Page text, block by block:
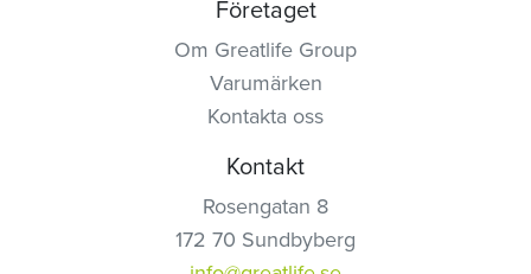
Företaget
Om Greatlife Group
Varumärken
Kontakta oss
Kontakt
Rosengatan 8
172 70 Sundbyberg